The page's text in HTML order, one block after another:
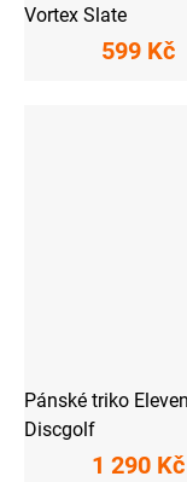
Vortex Slate
599 Kč
Pánské triko
Discgolf
1 290 Kč